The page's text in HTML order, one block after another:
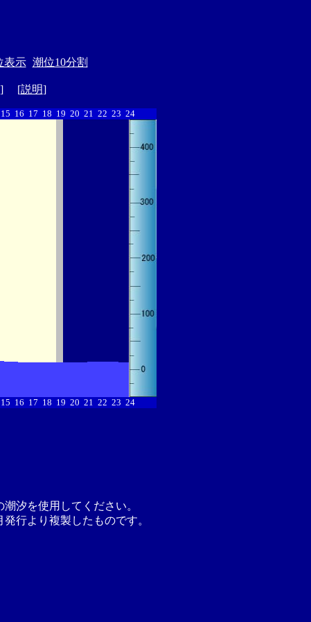
表示 潮位10分割
] [説明]
15 16 17 18 19 20 21 22 23 24
15 16 17 18 19 20 21 22 23 24
汐を使用してください。
行より複製したものです。